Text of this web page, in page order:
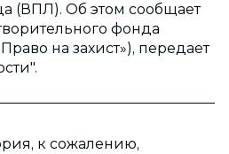
(ВПЛ). Об этом сообщает
фонда
на захист»), передает
к сожалению,